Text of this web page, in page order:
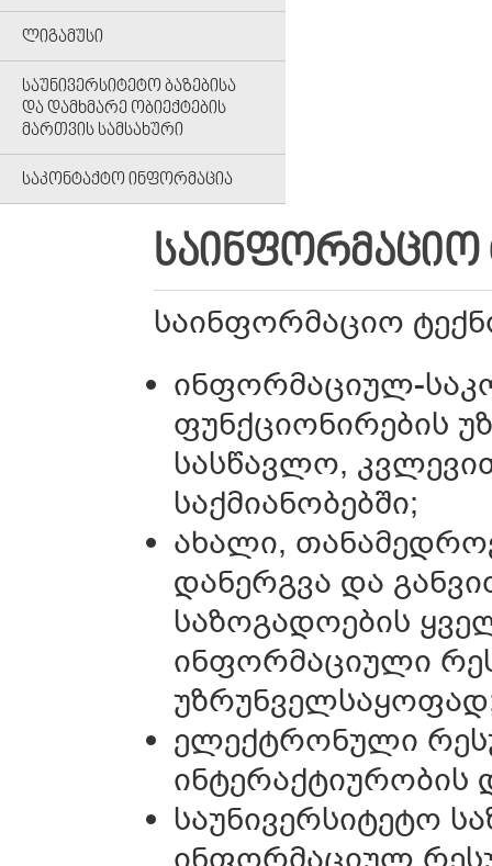
ᲚᲘᲒᲐᲛᲣᲡᲘ
ᲡᲐᲣᲜᲘᲕᲔᲠᲡᲘᲢᲔᲢᲝ ᲑᲐᲖᲔᲑᲘᲡᲐ
ᲓᲐ ᲓᲐᲛᲮᲛᲐᲠᲔ ᲝᲑᲘᲔᲥᲢᲔᲑᲘᲡ
ᲛᲐᲠᲗᲕᲘᲡ ᲡᲐᲛᲡᲐᲮᲣᲠᲘ
ᲡᲐᲙᲝᲜᲢᲐᲥᲢᲝ ᲘᲜᲤᲝᲠᲛᲐᲪᲘᲐ
ᲡᲐᲘᲜᲤᲝᲠᲛᲐᲪᲘᲝ
საინფორმაციო
ინფორმაციულ-
ფუნქციონირების
სასწავლო,
საქმიანობებში;
ახალი,
დანერგვა და
საზოგადოების
ინფორმაციული
ელექტრონული
ინტერაქტიურობის
საუნივერსიტეტო
ინფორმაციულ